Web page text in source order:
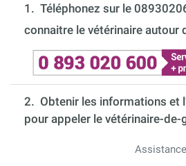
1. Téléphonez sur le
connaitre le vétérinaire autour
2. Obtenir les informations et
pour appeler le vétérinaire-de-